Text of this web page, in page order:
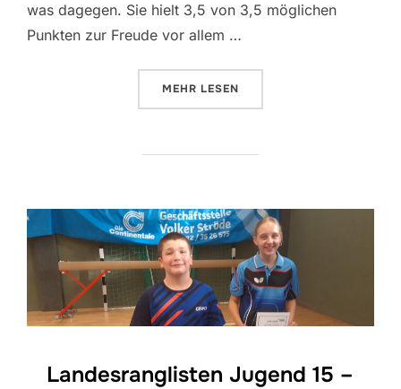
was dagegen. Sie hielt 3,5 von 3,5 möglichen
Punkten zur Freude vor allem …
MEHR ÜBER „2. KREISKLASSE
LESEN
Landesranglisten Jugend 15 –